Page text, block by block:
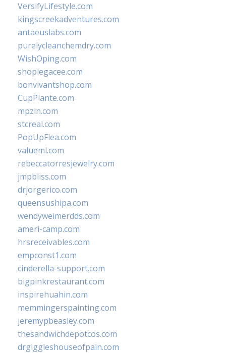
VersifyLifestyle.com
kingscreekadventures.com
antaeuslabs.com
purelycleanchemdry.com
WishOping.com
shoplegacee.com
bonvivantshop.com
CupPlante.com
mpzin.com
stcreal.com
PopUpFlea.com
valueml.com
rebeccatorresjewelry.com
jmpbliss.com
drjorgerico.com
queensushipa.com
wendyweimerdds.com
ameri-camp.com
hrsreceivables.com
empconst1.com
cinderella-support.com
bigpinkrestaurant.com
inspirehuahin.com
memmingerspainting.com
jeremypbeasley.com
thesandwichdepotcos.com
drgiggleshouseofpain.com